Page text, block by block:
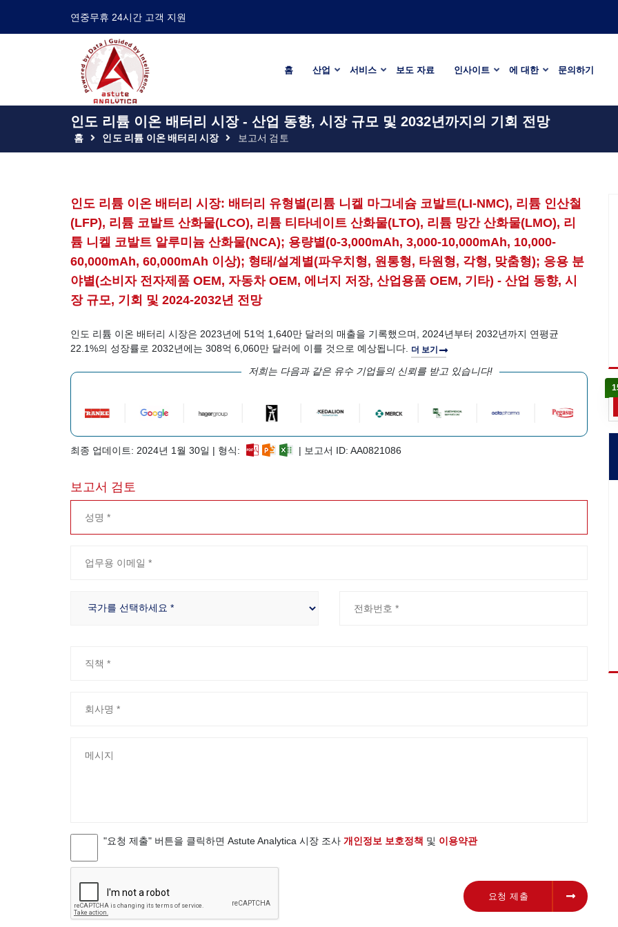
연중무휴 24시간 고객 지원
홈 산업 서비스 보도 자료 인사이트 에 대한 문의하기
인도 리튬 이온 배터리 시장 - 산업 동향, 시장 규모 및 2032년까지의 기회 전망
홈 인도 리튬 이온 배터리 시장 보고서 검토
인도 리튬 이온 배터리 시장: 배터리 유형별(리튬 니켈 마그네슘 코발트(LI-NMC), 리튬 인산철
(LFP), 리튬 코발트 산화물(LCO), 리튬 티타네이트 산화물(LTO), 리튬 망간 산화물(LMO), 리
튬 니켈 코발트 알루미늄 산화물(NCA); 용량별(0-3,000mAh, 3,000-10,000mAh, 10,000-
60,000mAh, 60,000mAh 이상); 형태/설계별(파우치형, 원통형, 타원형, 각형, 맞춤형); 응용 분
야별(소비자 전자제품 OEM, 자동차 OEM, 에너지 저장, 산업용품 OEM, 기타) - 산업 동향, 시
장 규모, 기회 및 2024-2032년 전망
인도 리튬 이온 배터리 시장은 2023년에 51억 1,640만 달러의 매출을 기록했으며, 2024년부터 2032년까지 연평균
22.1%의 성장률로 2032년에는 308억 6,060만 달러에 이를 것으로 예상됩니다.
더 보기
저희는 다음과 같은 유수 기업들의 신뢰를 받고 있습니다!
최종 업데이트: 2024년 1월 30일 | 형식: | 보고서 ID: AA0821086
보고서 검토
"요청 제출" 버튼을 클릭하면 Astute Analytica 시장 조사 개인정보 보호정책 및 이용약관
요청 제출